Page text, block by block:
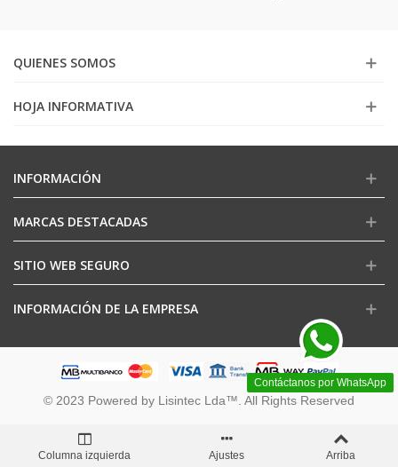
QUIENES SOMOS
HOJA INFORMATIVA
Contáctanos por WhatsApp
INFORMACIÓN
MARCAS DESTACADAS
SITIO WEB SEGURO
INFORMACIÓN DE LA EMPRESA
© 2023 Powered by Lisintec Lda™. All Rights Reserved
Columna izquierda Ajustes Arriba